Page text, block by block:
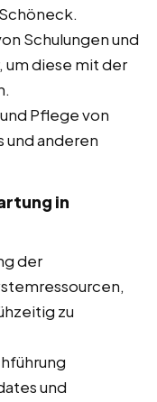
Schulungen und
um diese mit der
Pflege von
und anderen
in
der
zu
und